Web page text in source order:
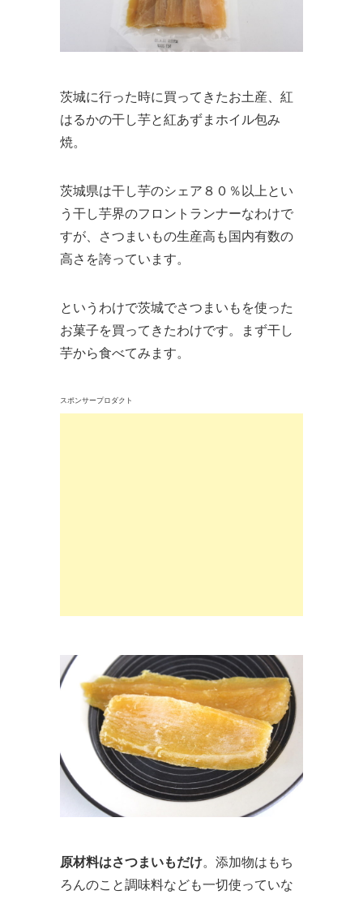
茨城に行った時に買ってきたお土産、紅
はるかの干し芋と紅あずまホイル包み
焼。
茨城県は干し芋のシェア８０％以上とい
う干し芋界のフロントランナーなわけで
すが、さつまいもの生産高も国内有数の
高さを誇っています。
というわけで茨城でさつまいもを使った
お菓子を買ってきたわけです。まず干し
芋から食べてみます。
スポンサープロダクト
原材料はさつまいもだけ。添加物はもち
ろんのこと調味料なども一切使っていな